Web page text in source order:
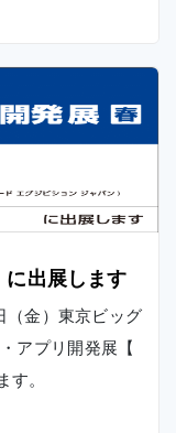
出展します
金）東京ビッグ
アプリ開発展【
。